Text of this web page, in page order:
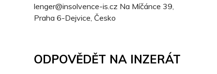
lenger@insolvence-is.cz Na Míčánce 39,
Praha 6-Dejvice, Česko
ODPOVĚDĚT NA INZERÁT